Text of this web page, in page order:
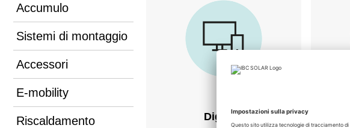
Accumulo
Sistemi di montaggio
Accessori
E-mobility
Riscaldamento Digitale